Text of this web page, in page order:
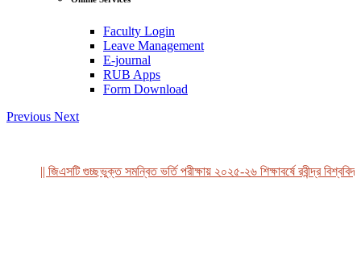
Faculty Login
Leave Management
E-journal
RUB Apps
Form Download
Previous Next
|| জিএসটি গুচ্ছভুক্ত সমন্বিত ভর্তি পরীক্ষায় ২০২৫-২৬ শিক্ষাবর্ষে রবীন্দ্র